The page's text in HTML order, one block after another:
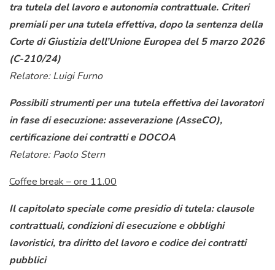
tra tutela del lavoro e autonomia contrattuale. Criteri
premiali per una tutela effettiva, dopo la sentenza della
Corte di Giustizia dell’Unione Europea del 5 marzo 2026
(C-210/24)
Relatore: Luigi Furno
Possibili strumenti per una tutela effettiva dei lavoratori
in fase di esecuzione: asseverazione (AsseCO),
certificazione dei contratti e DOCOA
Relatore: Paolo Stern
Coffee break – ore 11.00
Il capitolato speciale come presidio di tutela: clausole
contrattuali, condizioni di esecuzione e obblighi
lavoristici, tra diritto del lavoro e codice dei contratti
pubblici